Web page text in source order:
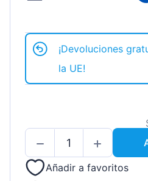
¡Devoluciones
la UE!
Añadir a favoritos